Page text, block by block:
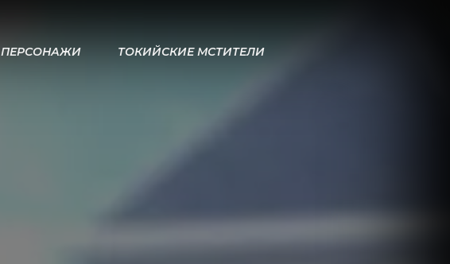
ПЕРСОНАЖИ ТОКИЙСКИЕ МСТИТЕЛИ